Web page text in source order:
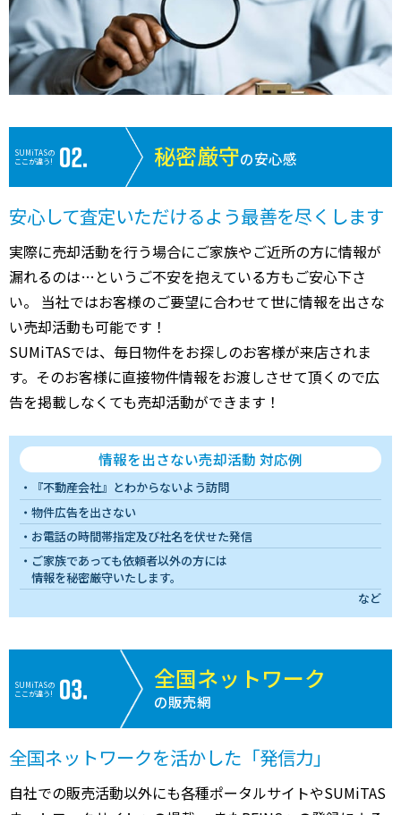
SUMiTASの
ここが違う!
秘密厳守の安心感
安心して査定いただけるよう最善を尽くします
実際に売却活動を行う場合にご家族やご近所の方に情報が
漏れるのは…というご不安を抱えている方もご安心下さ
い。 当社ではお客様のご要望に合わせて世に情報を出さな
い売却活動も可能です！
SUMiTASでは、毎日物件をお探しのお客様が来店されま
す。そのお客様に直接物件情報をお渡しさせて頂くので広
告を掲載しなくても売却活動ができます！
情報を出さない売却活動 対応例
『不動産会社』とわからないよう訪問
物件広告を出さない
お電話の時間帯指定及び社名を伏せた発信
ご家族であっても依頼者以外の方には
情報を秘密厳守いたします。
など
SUMiTASの
ここが違う!
全国ネットワーク
の販売網
全国ネットワークを活かした「発信力」
自社での販売活動以外にも各種ポータルサイトやSUMiTAS